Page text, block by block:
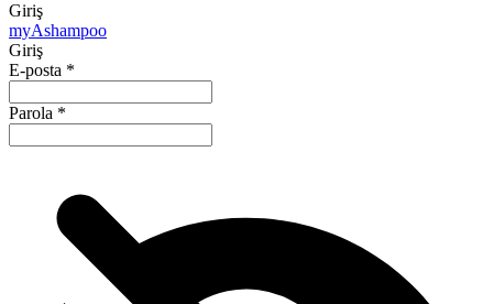
Giriş
myAshampoo
Giriş
E-posta *
Parola *